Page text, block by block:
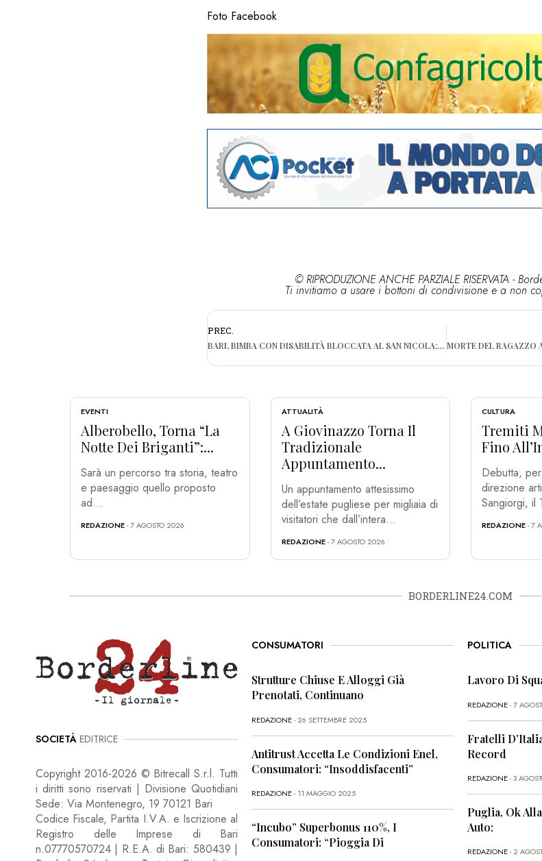
Foto Facebook
© RIPRODUZIONE ANCHE PARZIALE RISERVATA -
Ti invitiamo a usare i bottoni di condivisione e a non
PREC.
BARI, BIMBA CON DISABILITÀ BLOCCATA AL SAN NICOLA: “RIMEDIEREMO AL BRUTTO EPISODIO”
EVENTI
Alberobello, Torna “La
Notte Dei Briganti”:...
Sarà un percorso tra storia, teatro
e paesaggio quello proposto
ad...
REDAZIONE- 7 AGOSTO 2026
ATTUALITÀ
A Giovinazzo Torna Il
Tradizionale
Appuntamento...
Un appuntamento attesissimo
dell’estate pugliese per migliaia di
visitatori che dall’intera...
REDAZIONE- 7 AGOSTO 2026
CULTURA
Tremiti
Fino
Debutta,
direzione
Sangiorgi, il
REDAZIONE- 7
BORDERLINE24.COM
SOCIETÀ EDITRICE
Copyright 2016-2026 © Bitrecall S.r.l. Tutti
i diritti sono riservati | Divisione Quotidiani
Sede: Via Montenegro, 19 70121 Bari
Codice Fiscale, Partita I.V.A. e Iscrizione al
Registro delle Imprese di Bari
n.07770570724 | R.E.A. di Bari: 580439 |
CONSUMATORI
Strutture Chiuse E Alloggi Già
Prenotati, Continuano
REDAZIONE- 26 SETTEMBRE 2025
Antitrust Accetta Le Condizioni Enel,
Consumatori: “Insoddisfacenti”
REDAZIONE- 11 MAGGIO 2025
“Incubo” Superbonus 110%, I
Consumatori: “Pioggia Di
POLITICA
Lavoro Di
REDAZIONE- 7
Fratelli
Record
REDAZIONE- 3
Puglia, Ok
Auto:
REDAZIONE- 2